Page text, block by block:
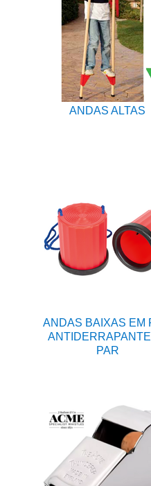
ANDAS ALTAS
ANDAS BAIXAS EM
PAR